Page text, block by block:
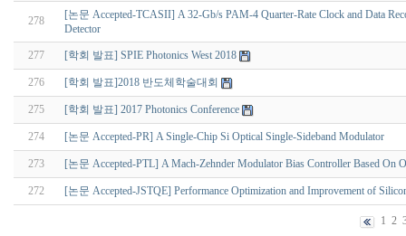
278
[논문 Accepted-TCASII] A 32-Gb/s PAM-4 Quarter-Rate Clock and Data
Detector
277 [학회 발표] SPIE Photonics West 2018
276 [학회 발표]2018 반도체학술대회
275 [학회 발표] 2017 Photonics Conference
274 [논문 Accepted-PR] A Single-Chip Si Optical Single-Sideband Modulator
273 [논문 Accepted-PTL] A Mach-Zehnder Modulator Bias Controller Based On
272 [논문 Accepted-JSTQE] Performance Optimization and Improvement of
1 2